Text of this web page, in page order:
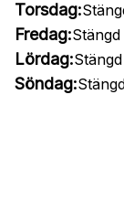
Torsdag:
Fredag:Stängd
Lördag:Stängd
Söndag: